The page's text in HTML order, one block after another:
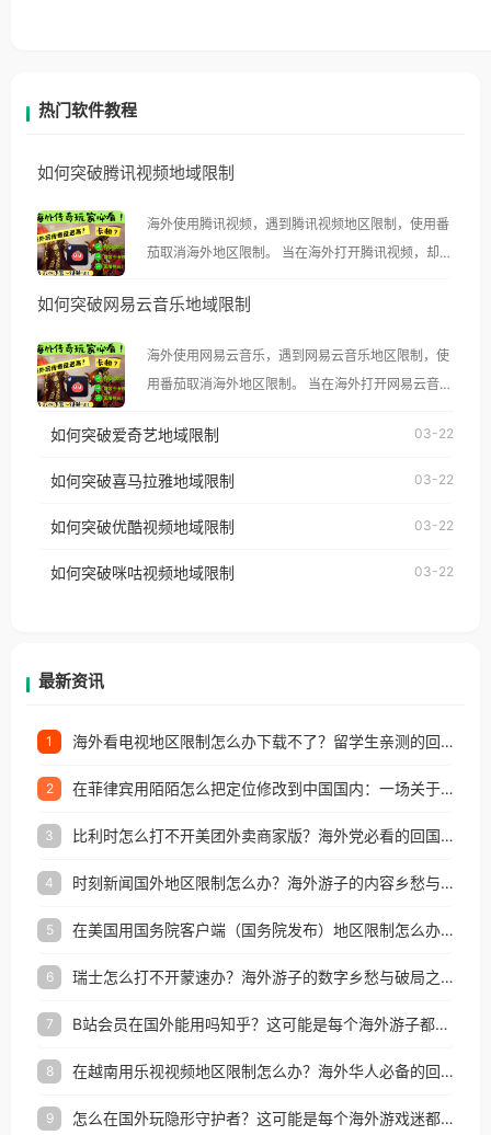
热门软件教程
如何突破腾讯视频地域限制
海外使用腾讯视频，遇到腾讯视频地区限制，使用番
茄取消海外地区限制。 当在海外打开腾讯视频，却突
示语。 海外用户如香港、澳门、台湾、美国、加拿
像其他音乐平台一样，出现地区及版权限制问题，且
仅能在中国大陆地区播放。 遇到这个问题的朋友们，
台湾、美国、加拿大、澳大利亚、欧洲等国家和地区
权限制所困扰。
如何突破网易云音乐地域限制
海外使用网易云音乐，遇到网易云音乐地区限制，使
用番茄取消海外地区限制。 当在海外打开网易云音
播放”的提示语。 海外用户如香港、澳门、台湾、美
制问题，且仅能在中国大陆地区播放。 遇到这个问题
户收听网易云音乐地区版权限制」的问题，无论人在
如何突破爱奇艺地域限制 03-22
如何突破喜马拉雅地域限制 03-22
如何突破优酷视频地域限制 03-22
如何突破咪咕视频地域限制 03-22
最新资讯
1 海外看电视地区限制怎么办下载不了？留学生亲测的回国加速方案（附2026世界杯观赛技巧）
2 在菲律宾用陌陌怎么把定位修改到中国国内：一场关于归属感与连接的探索
3 比利时怎么打不开美团外卖商家版？海外党必看的回国加速全攻略
4 时刻新闻国外地区限制怎么办？海外游子的内容乡愁与破局之路
5 在美国用国务院客户端（国务院发布）地区限制怎么办？3步解决海外看国内内容难题
6 瑞士怎么打不开蒙速办？海外游子的数字乡愁与破局之路
7 B站会员在国外能用吗知乎？这可能是每个海外游子都问过的问题
8 在越南用乐视视频地区限制怎么办？海外华人必备的回国加速攻略
9 怎么在国外玩隐形守护者？这可能是每个海外游戏迷都问过的问题